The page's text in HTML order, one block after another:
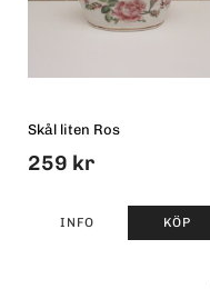
Skål liten Ros
259 kr
INFO KÖP